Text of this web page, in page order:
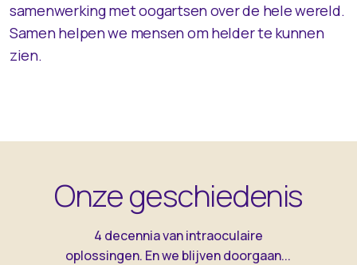
samenwerking met oogartsen over de hele wereld.
Samen helpen we mensen om helder te kunnen
zien.
Onze geschiedenis
4 decennia van intraoculaire
oplossingen. En we blijven doorgaan...